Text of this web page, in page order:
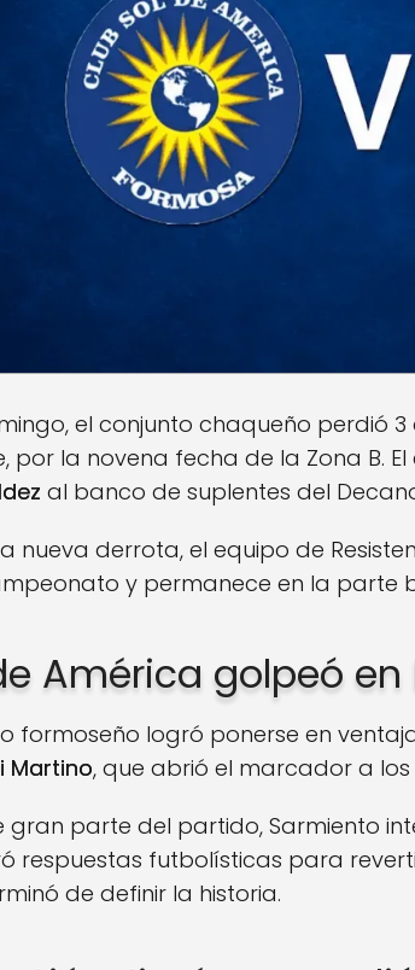
el conjunto chaqueño perdió
por la novena fecha de la Zona B.
al banco de suplentes del
nueva derrota, el equipo de
y permanece en la parte
América golpeó
formoseño logró ponerse en
Martino, que abrió el marcador a los
gran parte del partido, Sarmiento
respuestas futbolísticas para
de definir la historia.